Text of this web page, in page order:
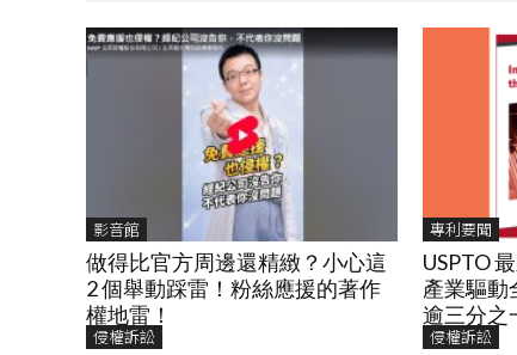
影音館
做得比官方周邊還精緻？小心這
2 個舉動踩雷！粉絲應援的著作
權地雷！
專利要聞
USPTO
產業驅動
逾三分之
侵權訴訟 侵權訴訟